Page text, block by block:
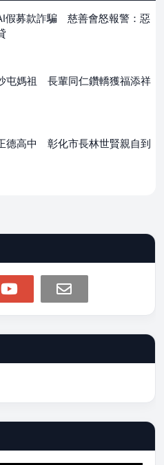
假募款詐騙 慈善會怒報警：惡
屯媽祖 長輩同仁鑽轎獲福添祥
德高中 彰化市長林世賢親自到